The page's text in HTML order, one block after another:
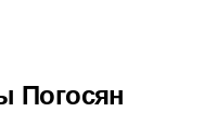
Погосян